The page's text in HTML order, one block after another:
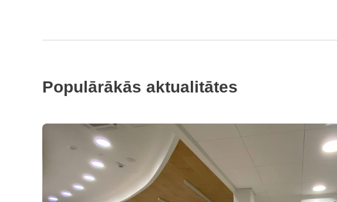
Populārākās aktualitātes